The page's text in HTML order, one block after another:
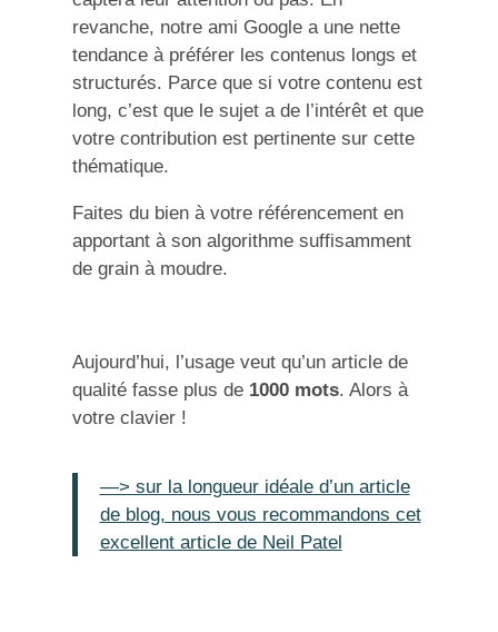
revanche, notre ami Google a une nette
tendance à préférer les contenus longs et
structurés. Parce que si votre contenu est
long, c’est que le sujet a de l’intérêt et que
votre contribution est pertinente sur cette
thématique.
Faites du bien à votre référencement en
apportant à son algorithme suffisamment
de grain à moudre.
Aujourd’hui, l’usage veut qu’un article de
qualité fasse plus de 1000 mots. Alors à
votre clavier !
—> sur la longueur idéale d’un article
de blog, nous vous recommandons cet
excellent article de Neil Patel